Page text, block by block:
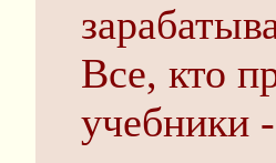
Все, кто
учебники